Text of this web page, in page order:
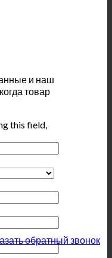
и наш
товар
this field,